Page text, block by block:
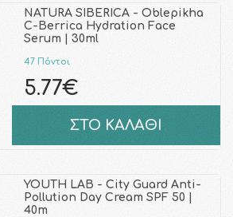
NATURA SIBERICA - Oblepikha
C-Berrica Hydration Face
Serum | 30ml
47 Πόντοι
5.77€
ΣΤΟ ΚΑΛΑΘΙ
YOUTH LAB - City Guard Anti-
Pollution Day Cream SPF 50 |
40m